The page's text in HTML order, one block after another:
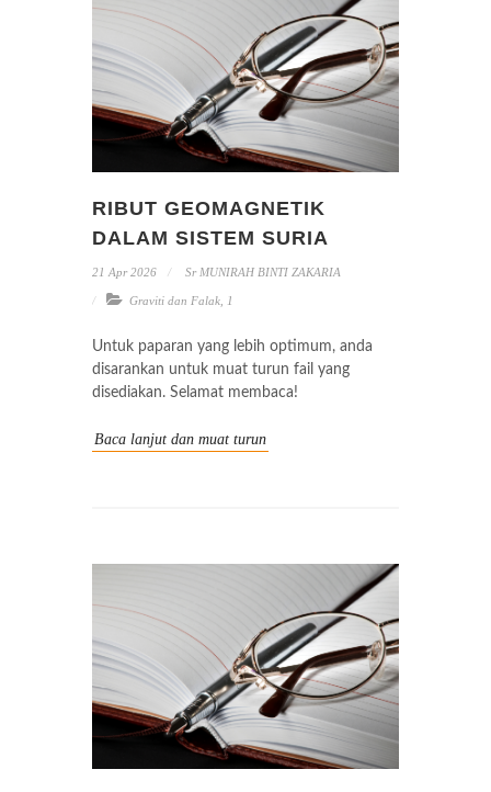
RIBUT GEOMAGNETIK
DALAM SISTEM SURIA
21 Apr 2026 Sr MUNIRAH BINTI ZAKARIA
Graviti dan Falak 1
Untuk paparan yang lebih optimum, anda
disarankan untuk muat turun fail yang
disediakan. Selamat membaca!
Baca lanjut dan muat turun